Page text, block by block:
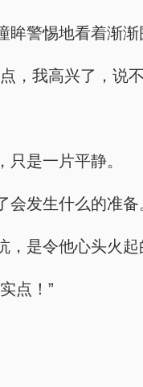
警惕地看着渐渐
，我高兴了，说
是一片平静。
发生什么的准备
是令他心头火起
点！”